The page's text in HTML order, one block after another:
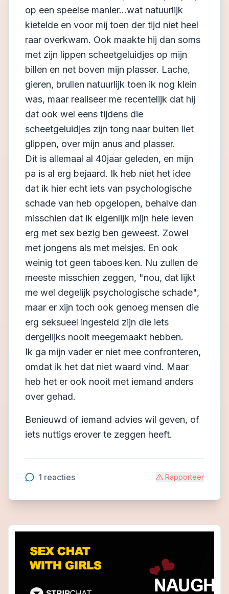
op een speelse manier...wat natuurlijk
kietelde en voor mij toen der tijd niet heel
raar overkwam. Ook maakte hij dan soms
met zijn lippen scheetgeluidjes op mijn
billen en net boven mijn plasser. Lache,
gieren, brullen natuurlijk toen ik nog klein
was, maar realiseer me recentelijk dat hij
dat ook wel eens tijdens die
scheetgeluidjes zijn tong naar buiten liet
glippen, over mijn anus and plasser.
Dit is allemaal al 40jaar geleden, en mijn
pa is al erg bejaard. Ik heb niet het idee
dat ik hier echt iets van psychologische
schade van heb opgelopen, behalve dan
misschien dat ik eigenlijk mijn hele leven
erg met sex bezig ben geweest. Zowel
met jongens als met meisjes. En ook
weinig tot geen taboes ken. Nu zullen de
meeste misschien zeggen, "nou, dat lijkt
me wel degelijk psychologische schade",
maar er xijn toch ook genoeg mensen die
erg seksueel ingesteld zijn die iets
dergelijks nooit meegemaakt hebben.
Ik ga mijn vader er niet mee confronteren,
omdat ik het dat niet waard vind. Maar
heb het er ook nooit met iemand anders
over gehad.
Benieuwd of iemand advies wil geven, of
iets nuttigs erover te zeggen heeft.
1 reacties Rapporteer